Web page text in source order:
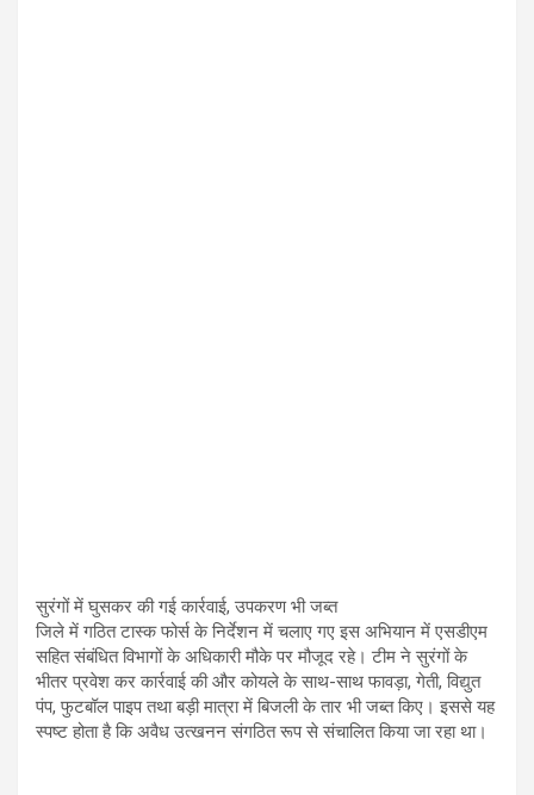
सुरंगों में घुसकर की गई कार्रवाई, उपकरण भी जब्त
जिले में गठित टास्क फोर्स के निर्देशन में चलाए गए इस अभियान में एसडीएम
सहित संबंधित विभागों के अधिकारी मौके पर मौजूद रहे। टीम ने सुरंगों के
भीतर प्रवेश कर कार्रवाई की और कोयले के साथ-साथ फावड़ा, गेती, विद्युत
पंप, फुटबॉल पाइप तथा बड़ी मात्रा में बिजली के तार भी जब्त किए। इससे यह
स्पष्ट होता है कि अवैध उत्खनन संगठित रूप से संचालित किया जा रहा था।